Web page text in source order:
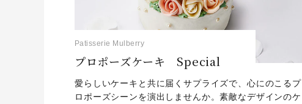
Patisserie Mulberry
プロポーズケーキ Special
愛らしいケーキと共に届くサプライズで、心にのこるプ
ロポーズシーンを演出しませんか。素敵なデザインのケ